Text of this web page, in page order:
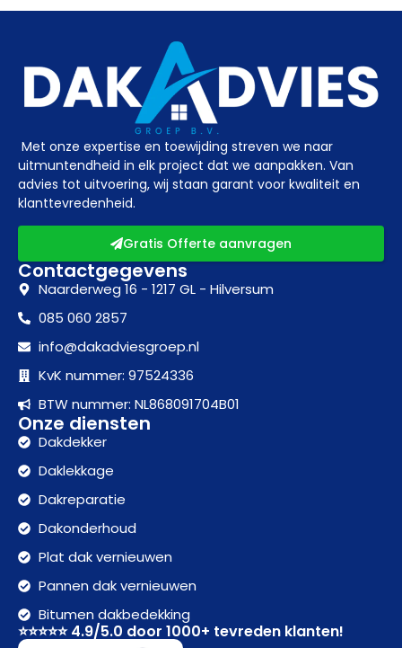
Met onze expertise en toewijding streven we naar
uitmuntendheid in elk project dat we aanpakken. Van
advies tot uitvoering, wij staan garant voor kwaliteit en
klanttevredenheid.
Gratis Offerte aanvragen
Contactgegevens
Naarderweg 16 - 1217 GL - Hilversum
085 060 2857
info@dakadviesgroep.nl
KvK nummer: 97524336
BTW nummer: NL868091704B01
Onze diensten
Dakdekker
Daklekkage
Dakreparatie
Dakonderhoud
Plat dak vernieuwen
Pannen dak vernieuwen
Bitumen dakbedekking
⭐⭐⭐⭐⭐ 4.9/5.0 door 1000+ tevreden klanten!